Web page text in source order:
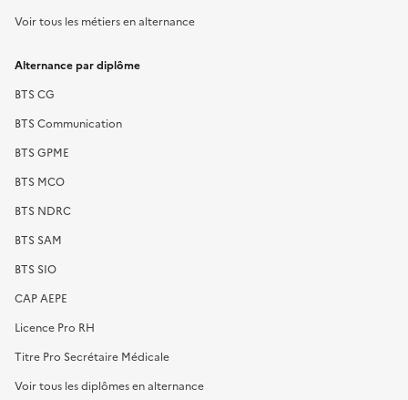
Voir tous les métiers en alternance
Alternance par diplôme
BTS CG
BTS Communication
BTS GPME
BTS MCO
BTS NDRC
BTS SAM
BTS SIO
CAP AEPE
Licence Pro RH
Titre Pro Secrétaire Médicale
Voir tous les diplômes en alternance